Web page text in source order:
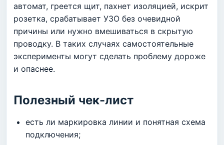
автомат, греется щит, пахнет изоляцией, искрит
розетка, срабатывает УЗО без очевидной
причины или нужно вмешиваться в скрытую
проводку. В таких случаях самостоятельные
эксперименты могут сделать проблему дороже
и опаснее.
Полезный чек-лист
есть ли маркировка линии и понятная схема
подключения;